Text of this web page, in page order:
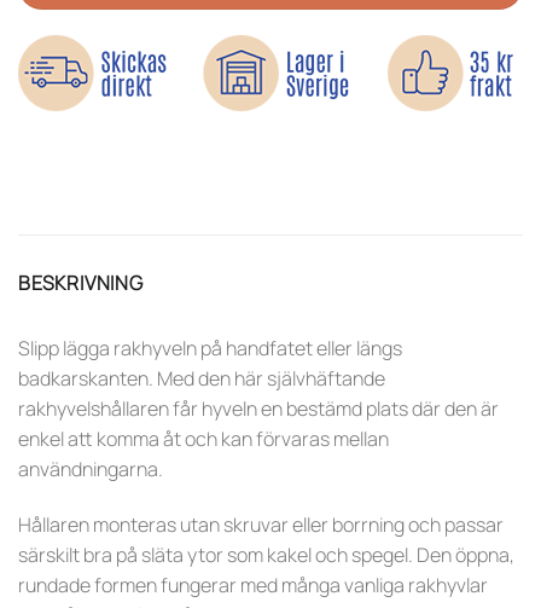
BESKRIVNING
Slipp lägga rakhyveln på handfatet eller längs
badkarskanten. Med den här självhäftande
rakhyvelshållaren får hyveln en bestämd plats där den är
enkel att komma åt och kan förvaras mellan
användningarna.
Hållaren monteras utan skruvar eller borrning och passar
särskilt bra på släta ytor som kakel och spegel. Den öppna,
rundade formen fungerar med många vanliga rakhyvlar